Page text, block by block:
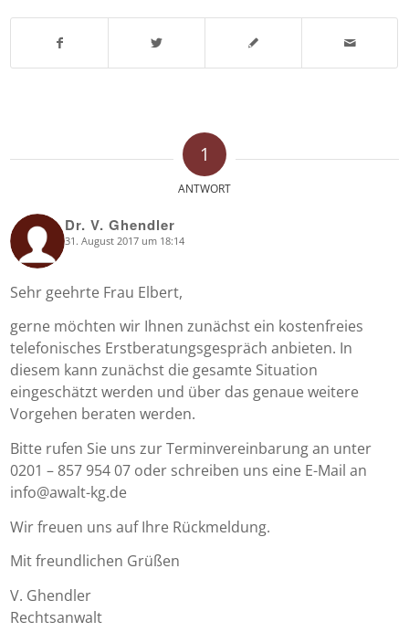
1
ANTWORT
Dr. V. Ghendler
says: 31. August 2017 um 18:14
Sehr geehrte Frau Elbert,
gerne möchten wir Ihnen zunächst ein kostenfreies
telefonisches Erstberatungsgespräch anbieten. In
diesem kann zunächst die gesamte Situation
eingeschätzt werden und über das genaue weitere
Vorgehen beraten werden.
Bitte rufen Sie uns zur Terminvereinbarung an unter
0201 – 857 954 07 oder schreiben uns eine E-Mail an
info@awalt-kg.de
Wir freuen uns auf Ihre Rückmeldung.
Mit freundlichen Grüßen
V. Ghendler
Rechtsanwalt